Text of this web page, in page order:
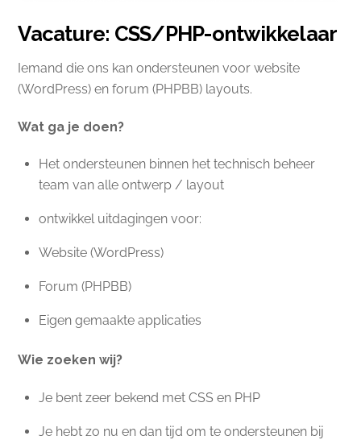
Vacature: CSS/PHP-ontwikkelaar
Iemand die ons kan ondersteunen voor website
(WordPress) en forum (PHPBB) layouts.
Wat ga je doen?
Het ondersteunen binnen het technisch beheer
team van alle ontwerp / layout
ontwikkel uitdagingen voor:
Website (WordPress)
Forum (PHPBB)
Eigen gemaakte applicaties
Wie zoeken wij?
Je bent zeer bekend met CSS en PHP
Je hebt zo nu en dan tijd om te ondersteunen bij